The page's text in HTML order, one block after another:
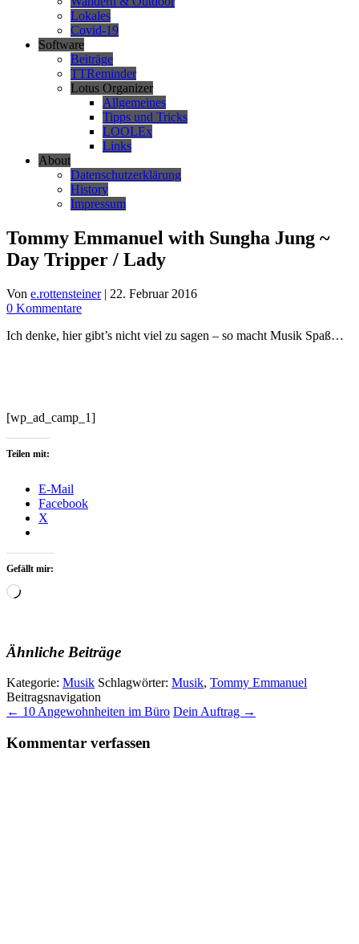
Lokales
Covid-19
Software
Beiträge
TTReminder
Lotus Organizer
Allgemeines
Tipps und Tricks
LOOLEx
Links
About
Datenschutzerklärung
History
Impressum
Tommy Emmanuel with Sungha Jung ~
Day Tripper / Lady
Von e.rottensteiner | 22. Februar 2016
0 Kommentare
Ich denke, hier gibt’s nicht viel zu sagen – so macht Musik Spaß…
[wp_ad_camp_1]
Teilen mit:
E-Mail
Facebook
X
Gefällt mir:
Wird
Ähnliche Beiträge
Kategorie: Musik Schlagwörter: Musik, Tommy Emmanuel
Beitragsnavigation
← 10 Angewohnheiten im Büro Dein Auftrag →
Kommentar verfassen